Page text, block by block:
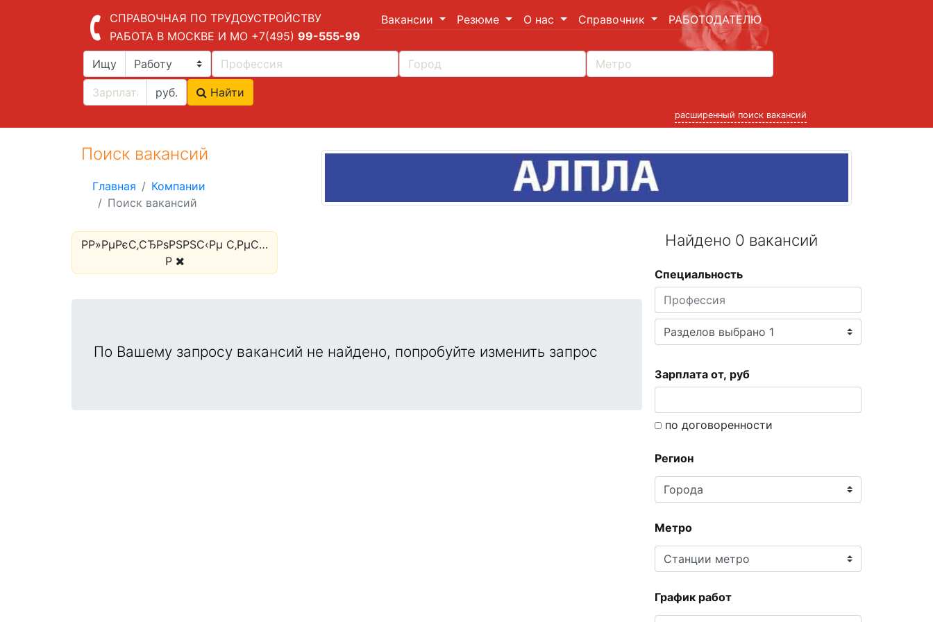
СПРАВОЧНАЯ ПО ТРУДОУСТРОЙСТВУ
РАБОТА В МОСКВЕ И МО +7(495) 99-555-99
Вакансии Резюме О нас Справочник РАБОТОДАТЕЛЮ
Ищу
руб. Найти
расширенный поиск вакансий
Поиск вакансий
Главная
Компании
Поиск вакансий
Р­Р»РµРєС‚СЂРѕРЅРЅС‹Рµ С‚РµС…
Р
По Вашему запросу вакансий не найдено, попробуйте изменить запрос
Найдено 0 вакансий
Специальность
Зарплата от, руб
по договоренности
Регион
Метро
График работ